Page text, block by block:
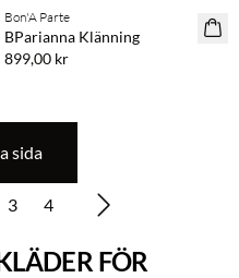
NYHET
Bon'A Parte
BParianna Klänning
899,00 kr
sida
3 4
FÖR